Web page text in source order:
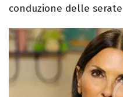
conduzione delle